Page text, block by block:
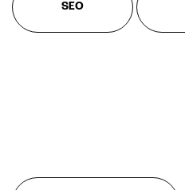
Marketing automation
SEO